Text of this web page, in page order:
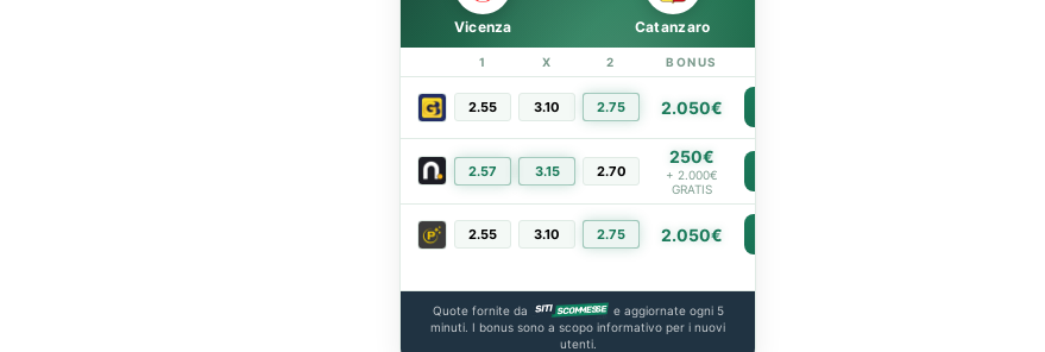
Vicenza Catanzaro
1 X 2 BONUS
2.55 3.10 2.75 2.050€
2.57 3.15 2.70
250€
+ 2.000€
GRATIS
2.55 3.10 2.75 2.050€
Quote fornite da
e aggiornate ogni 5
minuti. I bonus sono a scopo informativo per i nuovi
utenti.